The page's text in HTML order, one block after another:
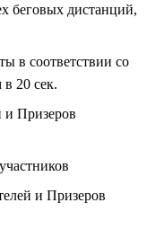
беговых дистанций,
в соответствии со
20 сек.
и Призеров
и Призеров